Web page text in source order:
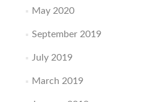
May 2020
September 2019
July 2019
March 2019